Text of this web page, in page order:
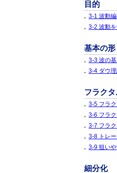
目的
3-1 波動
3-2 波動
基本の形
3-3 波の
3-4 ダウ
フラク
3-5 フラ
3-6 フラ
3-7 フラ
3-8 トレ
3-9 狙い
細分化